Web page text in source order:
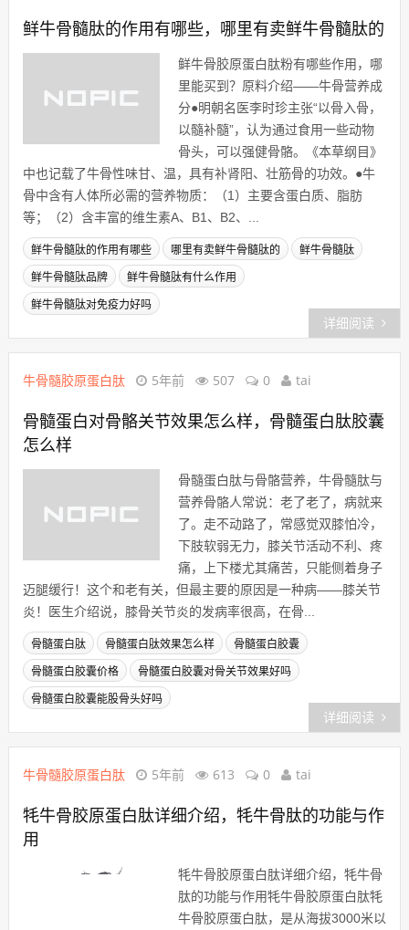
鲜牛骨髓肽的作用有哪些，哪里有卖鲜牛骨髓肽的
鲜牛骨胶原蛋白肽粉有哪些作用，哪
里能买到？原料介绍——牛骨营养成
分●明朝名医李时珍主张“以骨入骨，
以髓补髓”，认为通过食用一些动物
骨头，可以强健骨骼。《本草纲目》
中也记载了牛骨性味甘、温，具有补肾阳、壮筋骨的功效。●牛
骨中含有人体所必需的营养物质：（1）主要含蛋白质、脂肪
等；（2）含丰富的维生素A、B1、B2、...
鲜牛骨髓肽的作用有哪些 哪里有卖鲜牛骨髓肽的 鲜牛骨髓肽
鲜牛骨髓肽品牌 鲜牛骨髓肽有什么作用
鲜牛骨髓肽对免疫力好吗
详细阅读
牛骨髓胶原蛋白肽 5年前 507 0 tai
骨髓蛋白对骨骼关节效果怎么样，骨髓蛋白肽胶囊
怎么样
骨髓蛋白肽与骨骼营养，牛骨髓肽与
营养骨骼人常说：老了老了，病就来
了。走不动路了，常感觉双膝怕冷，
下肢软弱无力，膝关节活动不利、疼
痛，上下楼尤其痛苦，只能侧着身子
迈腿缓行！这个和老有关，但最主要的原因是一种病——膝关节
炎！医生介绍说，膝骨关节炎的发病率很高，在骨...
骨髓蛋白肽 骨髓蛋白肽效果怎么样 骨髓蛋白胶囊
骨髓蛋白胶囊价格 骨髓蛋白胶囊对骨关节效果好吗
骨髓蛋白胶囊能股骨头好吗
详细阅读
牛骨髓胶原蛋白肽 5年前 613 0 tai
牦牛骨胶原蛋白肽详细介绍，牦牛骨肽的功能与作
用
牦牛骨胶原蛋白肽详细介绍，牦牛骨
肽的功能与作用牦牛骨胶原蛋白肽牦
牛骨胶原蛋白肽，是从海拔3000米以